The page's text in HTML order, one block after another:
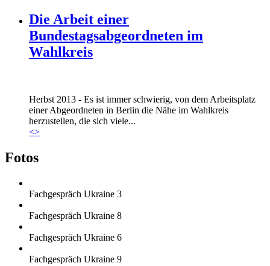
Die Arbeit einer
Bundestagsabgeordneten im
Wahlkreis
Marie_und_Wahlkreis.jpg
Marie_und_Wahlkreis.jpg
Herbst 2013 - Es ist immer schwierig, von dem Arbeitsplatz
einer Abgeordneten in Berlin die Nähe im Wahlkreis
herzustellen, die sich viele...
<>
Fotos
Fachgespräch Ukraine 3
Fachgespräch Ukraine 8
Fachgespräch Ukraine 6
Fachgespräch Ukraine 9